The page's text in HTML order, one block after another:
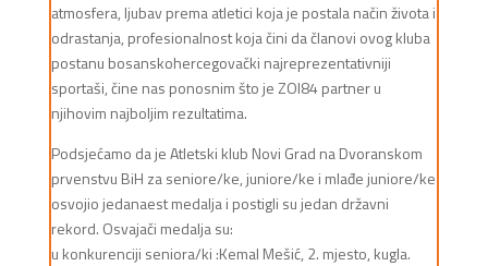
atmosfera, ljubav prema atletici koja je postala način života i
odrastanja, profesionalnost koja čini da članovi ovog kluba
postanu bosanskohercegovački najreprezentativniji
sportaši, čine nas ponosnim što je ZOI84 partner u
njihovim najboljim rezultatima.
Podsjećamo da je Atletski klub Novi Grad na Dvoranskom
prvenstvu BiH za seniore/ke, juniore/ke i mlađe juniore/ke
osvojio jedanaest medalja i postigli su jedan državni
rekord. Osvajači medalja su:
u konkurenciji seniora/ki :Kemal Mešić, 2. mjesto, kugla.